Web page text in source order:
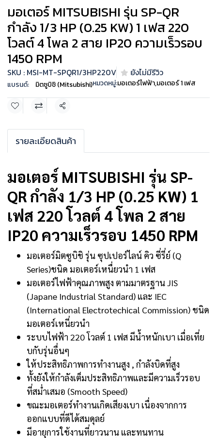
มอเตอร์ MITSUBISHI รุ่น SP-QR
กำลัง 1/3 HP (0.25 KW) 1 เฟส 220
โวลต์ 4 โพล 2 สาย IP20 ความเร็วรอบ
1450 RPM
SKU : MSI-MT-SPQR1/3HP220V ยังไม่มีรีวิว
แบรนด์: มิตซูบิชิ (Mitsubishi)หมวดหมู่:มอเตอร์ไฟฟ้า,มอเตอร์ 1 เฟส
แชร์
รายละเอียดสินค้า
มอเตอร์ MITSUBISHI รุ่น SP-
QR กำลัง 1/3 HP (0.25 KW) 1
เฟส 220 โวลต์ 4 โพล 2 สาย
IP20 ความเร็วรอบ 1450 RPM
มอเตอร์มิตซูบิชิ รุ่น ซุปเปอร์ไลน์ คิว ซี่รี่ย์ (Q
Series)ชนิด มอเตอร์เหนื่ยวนำ 1 เฟส
มอเตอร์ไฟฟ้าคุณภาพสูง ตามมาตรฐาน JIS
(Japane Industrial Standard) และ IEC
(International Electrotechical Commission) ชนิด
มอเตอร์เหนี่ยวนำ
ระบบไฟฟ้า 220 โวลต์ 1 เฟส มีน้ำหนักเบา เมื่อเที่ย
บกับรุ่นอื่นๆ
ให้ประสิทธิภาพการทำงานสูง , กำลังบิดที่สูง
ทั้งยังให้กำลังเต็มประสิทธิภาพและมีความเร็วรอบ
ที่สม่ำเสมอ (Smooth Speed)
ขณะมอเตอร์ทำงานเกิดเสียงเบา เนื่องจากการ
ออกแบบที่ดีได้สมดุลย์
มีอายุการใช้งานที่ยาวนาน และทนทาน